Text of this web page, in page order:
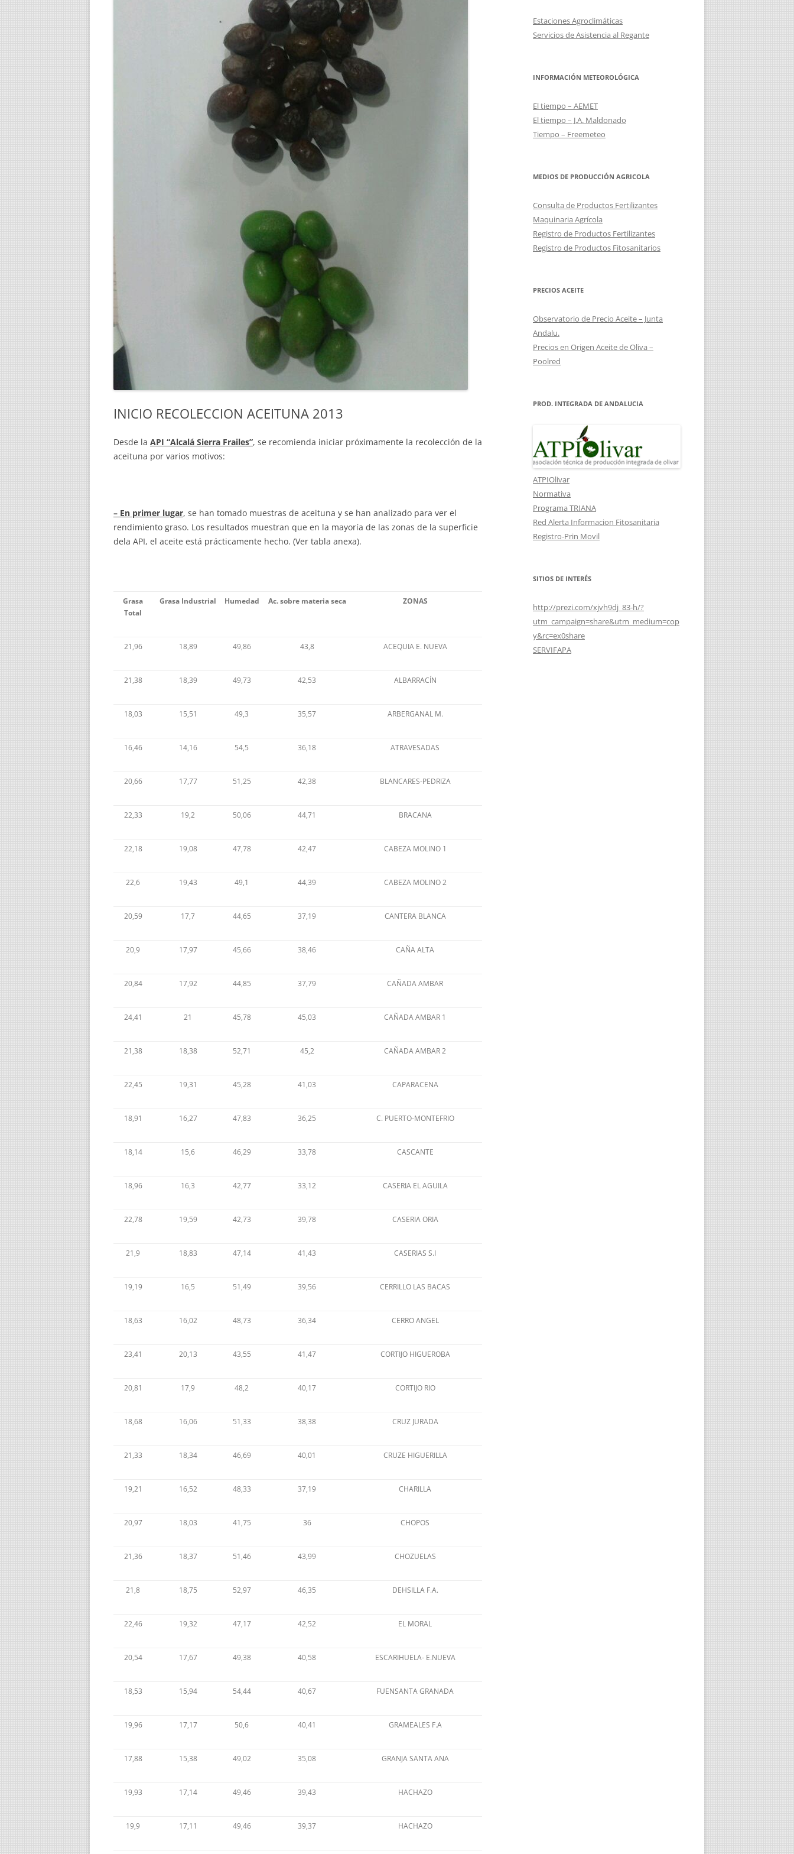
MANEJO DEL SUELO CON
CERTIFICACIONES PARA LA
COMERCIALIZACIÓN
REQUISITOS EXIGIBLES POR
LAS ALMAZARAS
CALIBRACIÓN E INSPECCIÓN DE
EQUIPOS DE APLICACIÓN DE
INICIO RECOLECCION ACEITUNA 2013
Desde la API “Alcalá Sierra Frailes”, se recomienda iniciar próximamente la recolección de la
aceituna por varios motivos:
– En primer lugar, se han tomado muestras de aceituna y se han analizado para ver el
rendimiento graso. Los resultados muestran que en la mayoría de las zonas de la superficie
dela API, el aceite está prácticamente hecho. (Ver tabla anexa).
Grasa
Total
Grasa Industrial Humedad Ac. sobre materia seca ZONAS
21,96 18,89 49,86 43,8 ACEQUIA E. NUEVA
21,38 18,39 49,73 42,53 ALBARRACÍN
18,03 15,51 49,3 35,57 ARBERGANAL M.
16,46 14,16 54,5 36,18 ATRAVESADAS
20,66 17,77 51,25 42,38 BLANCARES-PEDRIZA
22,33 19,2 50,06 44,71 BRACANA
22,18 19,08 47,78 42,47 CABEZA MOLINO 1
22,6 19,43 49,1 44,39 CABEZA MOLINO 2
20,59 17,7 44,65 37,19 CANTERA BLANCA
20,9 17,97 45,66 38,46 CAÑA ALTA
20,84 17,92 44,85 37,79 CAÑADA AMBAR
24,41 21 45,78 45,03 CAÑADA AMBAR 1
21,38 18,38 52,71 45,2 CAÑADA AMBAR 2
22,45 19,31 45,28 41,03 CAPARACENA
18,91 16,27 47,83 36,25 C. PUERTO-MONTEFRIO
18,14 15,6 46,29 33,78 CASCANTE
18,96 16,3 42,77 33,12 CASERIA EL AGUILA
22,78 19,59 42,73 39,78 CASERIA ORIA
21,9 18,83 47,14 41,43 CASERIAS S.I
19,19 16,5 51,49 39,56 CERRILLO LAS BACAS
18,63 16,02 48,73 36,34 CERRO ANGEL
23,41 20,13 43,55 41,47 CORTIJO HIGUEROBA
20,81 17,9 48,2 40,17 CORTIJO RIO
18,68 16,06 51,33 38,38 CRUZ JURADA
21,33 18,34 46,69 40,01 CRUZE HIGUERILLA
19,21 16,52 48,33 37,19 CHARILLA
20,97 18,03 41,75 36 CHOPOS
21,36 18,37 51,46 43,99 CHOZUELAS
21,8 18,75 52,97 46,35 DEHSILLA F.A.
22,46 19,32 47,17 42,52 EL MORAL
20,54 17,67 49,38 40,58 ESCARIHUELA- E.NUEVA
18,53 15,94 54,44 40,67 FUENSANTA GRANADA
19,96 17,17 50,6 40,41 GRAMEALES F.A
17,88 15,38 49,02 35,08 GRANJA SANTA ANA
19,93 17,14 49,46 39,43 HACHAZO
19,9 17,11 49,46 39,37 HACHAZO
Estaciones Agroclimáticas
Servicios de Asistencia al Regante
INFORMACIÓN METEOROLÓGICA
El tiempo – AEMET
El tiempo – J.A. Maldonado
Tiempo – Freemeteo
MEDIOS DE PRODUCCIÓN AGRICOLA
Consulta de Productos Fertilizantes
Maquinaria Agrícola
Registro de Productos Fertilizantes
Registro de Productos Fitosanitarios
PRECIOS ACEITE
Observatorio de Precio Aceite – Junta
Andalu.
Precios en Origen Aceite de Oliva –
Poolred
PROD. INTEGRADA DE ANDALUCIA
ATPIOlivar
Normativa
Programa TRIANA
Red Alerta Informacion Fitosanitaria
Registro-Prin Movil
SITIOS DE INTERÉS
http://prezi.com/xjvh9dj_83-h/?
utm_campaign=share&utm_medium=cop
y&rc=ex0share
SERVIFAPA